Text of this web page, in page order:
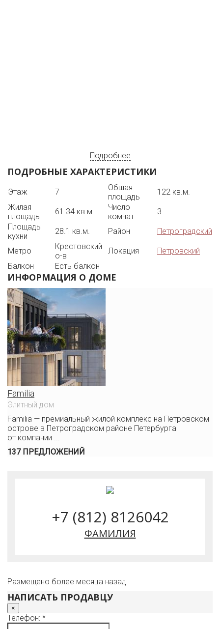
Подробнее
ПОДРОБНЫЕ ХАРАКТЕРИСТИКИ
Этаж 7
Общая
площадь
122 кв.м.
Жилая
площадь
61.34 кв.м.
Число
комнат
3
Площадь
кухни
28.1 кв.м. Район Петроградский
Метро
Крестовский
о-в
Локация
Петровский
Балкон
Есть балкон
ИНФОРМАЦИЯ О ДОМЕ
Familia
Элитный дом
Familia — премиальный жилой комплекс на Петровском
острове в Петроградском районе Петербурга
от компании ...
137 ПРЕДЛОЖЕНИЙ
+7 (812) 8126042
ФАМИЛИЯ
Размещено более месяца назад
НАПИСАТЬ ПРОДАВЦУ
×
Телефон: *